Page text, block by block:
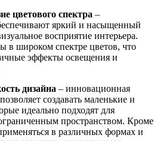
цветового спектра –
яркий и насыщенный
восприятие интерьера.
в широком спектре цветов, что
эффекты освещения и
дизайна – инновационная
создавать маленькие и
идеально подходят для
пространством. Кроме
в различных формах и